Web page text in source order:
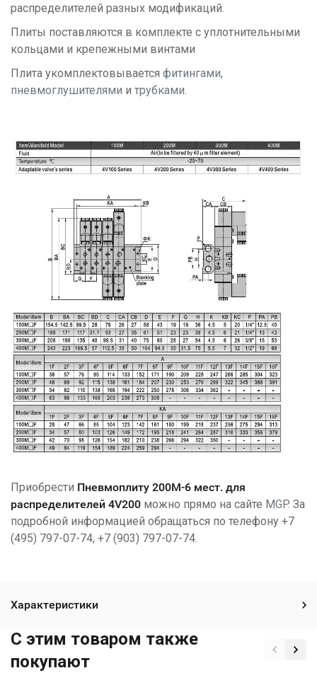
распределителей разных модификаций.
Плиты поставляются в комплекте с уплотнительными
кольцами и крепежными винтами
Плита укомплектовывается фитингами,
пневмоглушителями и трубками.
Приобрести Пневмоплиту 200M-6 мест. для
распределителей 4V200 можно прямо на сайте MGP. За
подробной информацией обращаться по телефону +7
(495) 797-07-74, +7 (903) 797-07-74.
Характеристики
C этим товаром также
покупают